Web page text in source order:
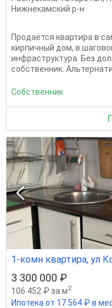
Нижнекамский р-н
Продаётся квартира в
кирпичный дом, в
инфраструктура. Без
собственник.
Собственник
1-комн квартира, ул
3 300 000 ₽
106 452 ₽ за м2
Ипотека от 17 564 ₽ в